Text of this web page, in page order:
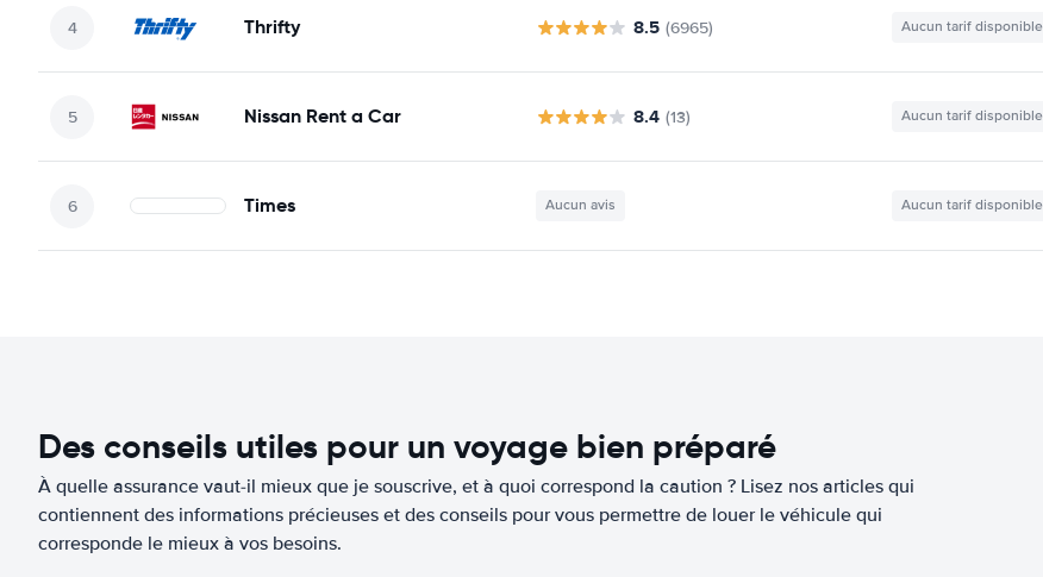
Thrifty 8.5 (6965) Aucun tarif disponible
Nissan Rent a Car 8.4 (13) Aucun tarif disponible
Times Aucun avis Aucun tarif disponible
Des conseils utiles pour un voyage bien préparé
À quelle assurance vaut-il mieux que je souscrive, et à quoi correspond la caution ? Lisez nos articles qui
contiennent des informations précieuses et des conseils pour vous permettre de louer le véhicule qui
corresponde le mieux à vos besoins.